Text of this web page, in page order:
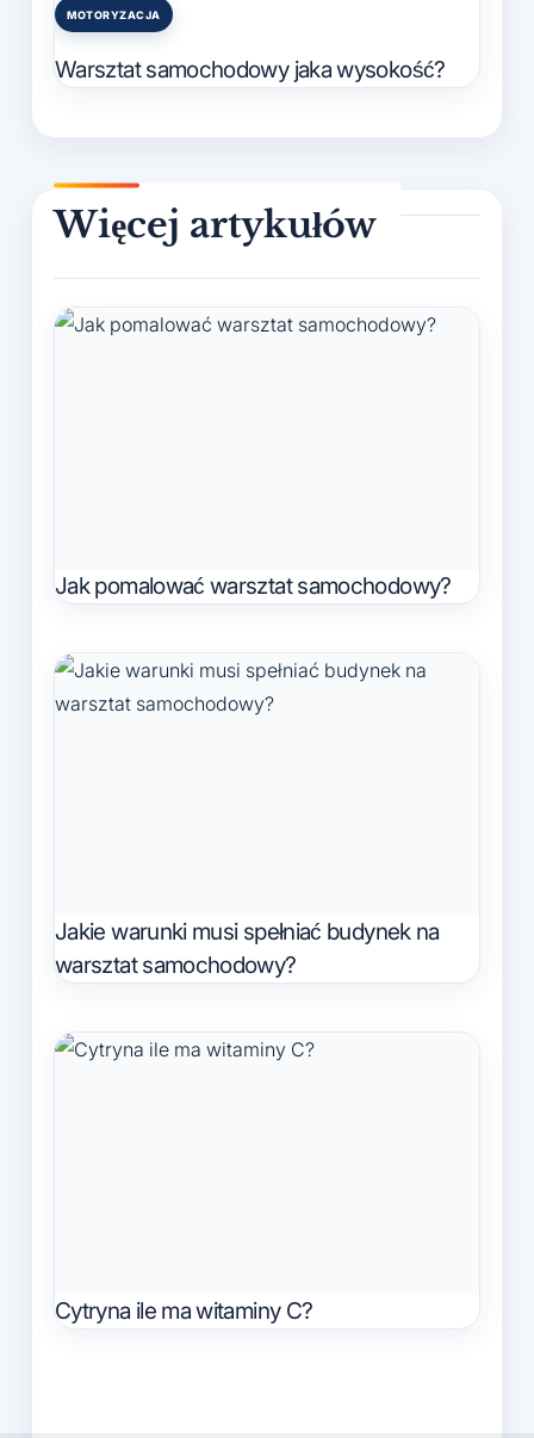
Posted
MOTORYZACJA
Warsztat samochodowy jaka wysokość?
Jak pomalować warsztat samochodowy?
Jakie warunki musi spełniać budynek na
warsztat samochodowy?
Cytryna ile ma witaminy C?